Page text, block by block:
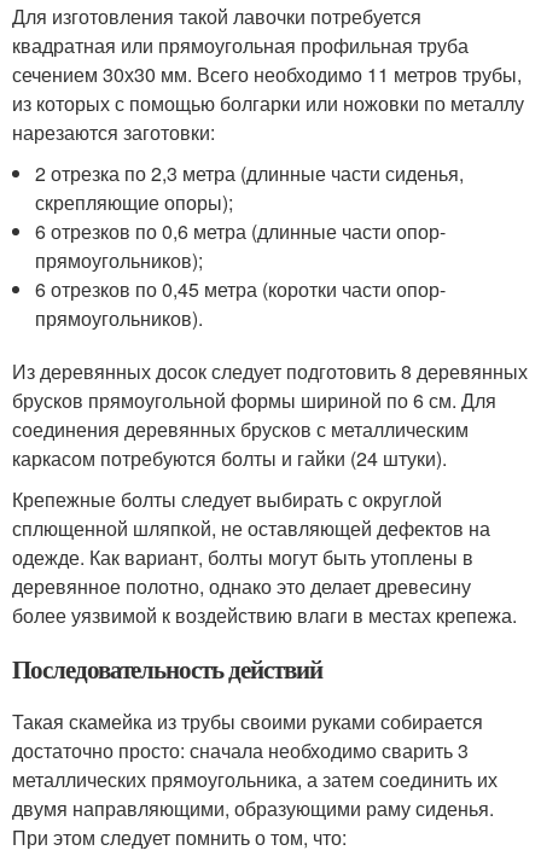
Для изготовления такой лавочки потребуется
квадратная или прямоугольная профильная труба
сечением 30х30 мм. Всего необходимо 11 метров трубы,
из которых с помощью болгарки или ножовки по металлу
нарезаются заготовки:
2 отрезка по 2,3 метра (длинные части сиденья,
скрепляющие опоры);
6 отрезков по 0,6 метра (длинные части опор-
прямоугольников);
6 отрезков по 0,45 метра (коротки части опор-
прямоугольников).
Из деревянных досок следует подготовить 8 деревянных
брусков прямоугольной формы шириной по 6 см. Для
соединения деревянных брусков с металлическим
каркасом потребуются болты и гайки (24 штуки).
Крепежные болты следует выбирать с округлой
сплющенной шляпкой, не оставляющей дефектов на
одежде. Как вариант, болты могут быть утоплены в
деревянное полотно, однако это делает древесину
более уязвимой к воздействию влаги в местах крепежа.
Последовательность действий
Такая скамейка из трубы своими руками собирается
достаточно просто: сначала необходимо сварить 3
металлических прямоугольника, а затем соединить их
двумя направляющими, образующими раму сиденья.
При этом следует помнить о том, что: